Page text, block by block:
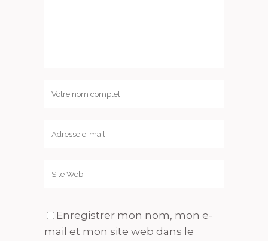
Enregistrer mon nom, mon e-
mail et mon site web dans le